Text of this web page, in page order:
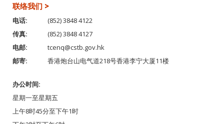
联络我们 >
电话:
(852) 3848 4122
传真:
(852) 3848 4127
电邮:
tcenq@cstb.gov.hk
邮寄:
香港炮台山电气道218号香港李宁大厦11楼
办公时间:
星期一至星期五
上午8时45分至下午1时